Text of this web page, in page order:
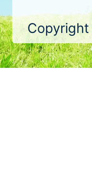
Copyright